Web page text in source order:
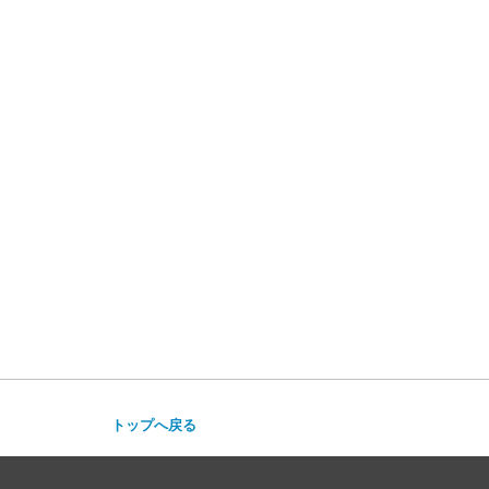
トップへ戻る